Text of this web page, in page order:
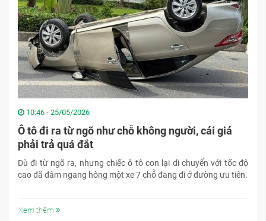
10:46 - 25/05/2026
Ô tô đi ra từ ngõ như chỗ không người, cái giá
phải trả quá đắt
Dù đi từ ngõ ra, nhưng chiếc ô tô con lại di chuyển với tốc độ
cao đã đâm ngang hông một xe 7 chỗ đang đi ở đường ưu tiên.
Xem thêm